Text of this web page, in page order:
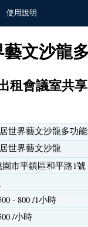
使用說明
文沙龍
租會議室共
世界藝文沙龍多功
世界藝文沙龍
園市平鎮區和平路1號
- 800 /1小時
/小時